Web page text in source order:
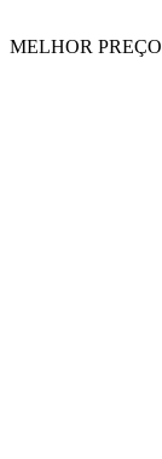
MELHOR PREÇO